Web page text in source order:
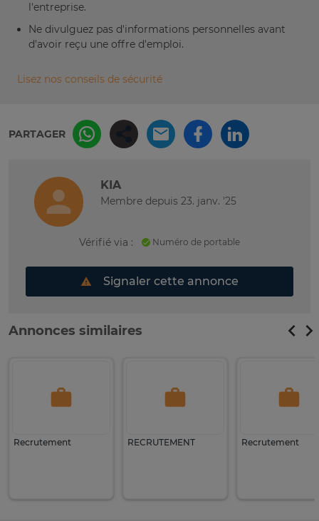
l'entreprise.
Ne divulguez pas d'informations personnelles avant
d'avoir reçu une offre d'emploi.
Lisez nos conseils de sécurité
PARTAGER
KIA
Membre depuis 23. janv. '25
Vérifié via : Numéro de portable
Signaler cette annonce
Annonces similaires
Recrutement RECRUTEMENT Recrutement